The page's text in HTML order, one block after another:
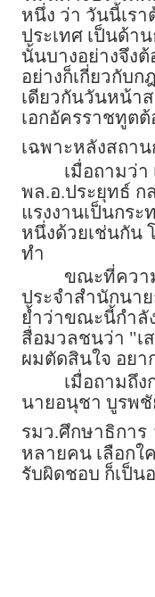
หนึ่ง ว่า วันนี้เรา
ประเทศ เป็นด้า
นั้นบางอย่างจึง
อย่างก็เกี่ยวกับ
เดียวกันวันหน้า
เอกอัครราชทูตต้
เฉพาะหลังสถา
เมื่อถามว่า
พล.อ.ประยุทธ์ ก
แรงงานเป็นกระ
หนึ่งด้วยเช่นกัน
ทำ
ขณะที่ควา
ประจำสำนักนา
ย้ำว่าขณะนี้กำลั
สื่อมวลชนว่า "เ
ผมตัดสินใจ อยา
เมื่อถามถึง
นายอนุชา บูรพชั
รมว.ศึกษาธิการ
หลายคน เลือกใ
รับผิดชอบ ก็เป็น